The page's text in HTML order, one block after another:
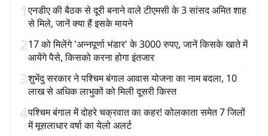
1एनडीए की बैठक से दूरी बनाने वाले टीएमसी के 3 सांसद अमित शाह
से मिले, जानें क्या हैं इसके मायने
217 को मिलेंगे 'अन्नपूर्णा भंडार' के 3000 रुपए, जानें किसके खाते में
आयेंगे पैसे, किसको करना होगा इंतजार
3शुभेंदु सरकार ने पश्चिम बंगाल आवास योजना का नाम बदला, 10
लाख से अधिक लाभुकों को मिली दूसरी किस्त
4पश्चिम बंगाल में दोहरे चक्रवात का कहर! कोलकाता समेत 7 जिलों
में मूसलाधार वर्षा का येलो अलर्ट